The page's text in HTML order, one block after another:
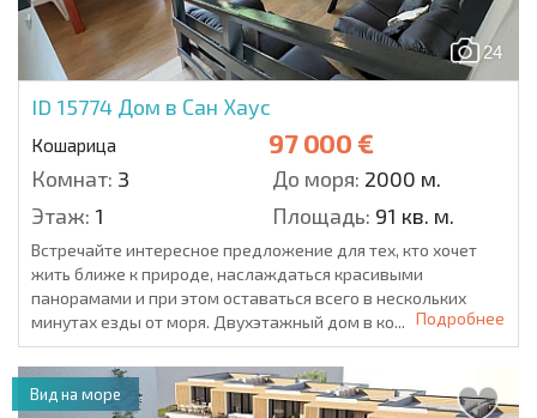
24
ID 15774 Дом в Сан Хаус
Кошарица 97 000 €
Комнат: 3 До моря: 2000 м.
Этаж: 1 Площадь: 91 кв. м.
Встречайте интересное предложение для тех, кто хочет
жить ближе к природе, наслаждаться красивыми
панорамами и при этом оставаться всего в нескольких
минутах езды от моря. Двухэтажный дом в ко... Подробнее
Вид на море